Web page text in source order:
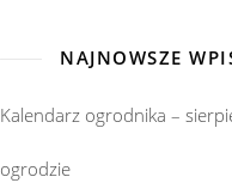
NAJNOWSZE
Kalendarz ogrodnika –
ogrodzie